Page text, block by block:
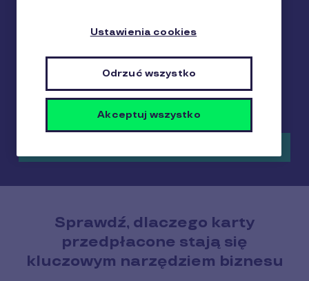
✦Dowiedz się, jak wykorzystać karty prepaid do
wartości transakcji
Sprawdź, dlaczego karty
przedpłacone stają się
kluczowym narzędziem biznesu
Ustawienia cookies
Odrzuć wszystko
Akceptuj wszystko